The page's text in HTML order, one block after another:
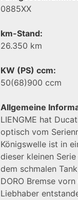
0885XX
km-Stand:
26.350 km
KW (PS) ccm:
50(68)900 ccm
Allgemeine
LIENGME hat
optisch vom
Königswelle ist in
dieser kleinen
dem schmalen
DORO Bremse
Liebhaber